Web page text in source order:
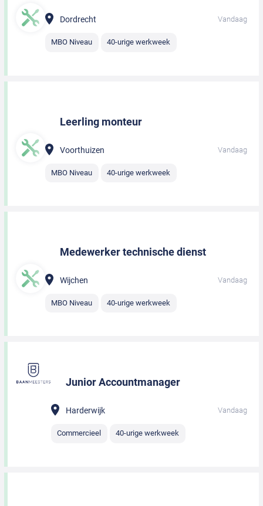
Dordrecht Vandaag
MBO Niveau 40-urige werkweek
Leerling monteur
Voorthuizen Vandaag
MBO Niveau 40-urige werkweek
Medewerker technische dienst
Wijchen Vandaag
MBO Niveau 40-urige werkweek
Junior Accountmanager
Harderwijk Vandaag
Commercieel 40-urige werkweek